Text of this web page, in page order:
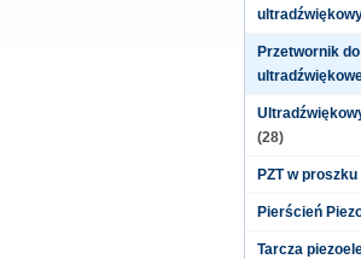
Przetwornik
(28)
PZT w proszku
Pierścień
Tarcza